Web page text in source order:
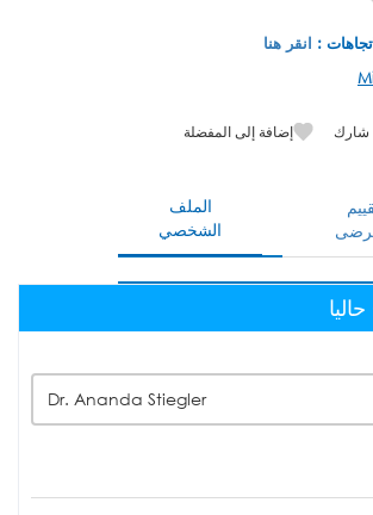
: انقر هنا
شارك إضافة إلى المفضلة
الملف
الشخصي
Dr. Ananda Stiegler